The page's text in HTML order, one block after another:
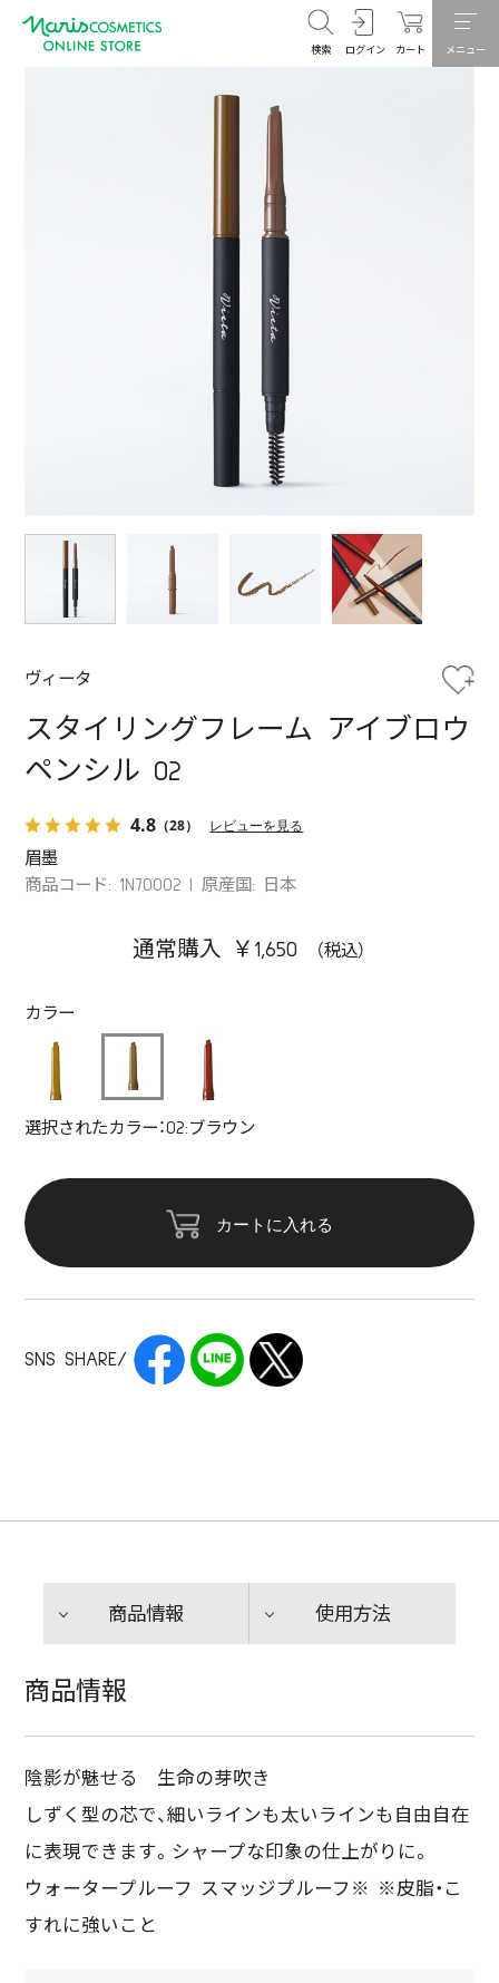
検索 ログイン カート メニュー
ヴィータ
スタイリングフレーム アイブロウ
ペンシル 02
4.8 （28） レビューを見る
眉墨
商品コード: 1N70002
原産国: 日本
通常購入 ￥1,650
カラー
選択されたカラー：02:ブラウン
カートに入れる
SNS SHARE/
商品情報 使用方法
商品情報
陰影が魅せる 生命の芽吹き
しずく型の芯で、細いラインも太いラインも自由自在
に表現できます。シャープな印象の仕上がりに。
ウォータープルーフ スマッジプルーフ※ ※皮脂・こ
すれに強いこと